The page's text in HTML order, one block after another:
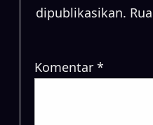
dipublikasikan.
Komentar *